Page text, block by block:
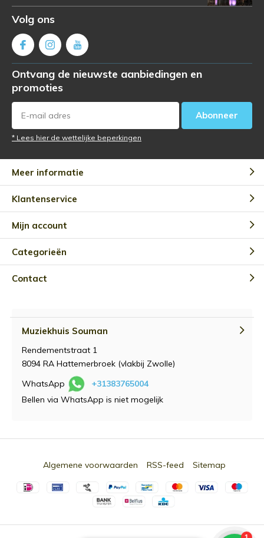
Volg ons
Ontvang de nieuwste aanbiedingen en
promoties
Abonneer
* Lees hier de wettelijke beperkingen
Meer informatie
Klantenservice
Mijn account
Categorieën
Contact
Muziekhuis Souman
Rendementstraat 1
8094 RA Hattemerbroek (vlakbij Zwolle)
WhatsApp
+31383765004
Bellen via WhatsApp is niet mogelijk
Algemene voorwaarden RSS-feed Sitemap